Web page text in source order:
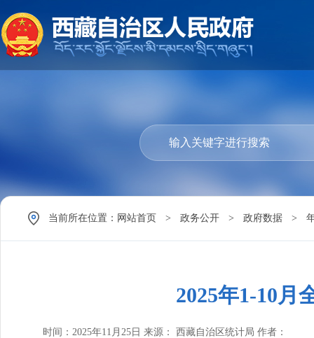
当前所在位置： 网站首页 > 政务公开 > 政府数据 >
2025年1-10月
时间：2025年11月25日 来源： 西藏自治区统计局 作者：